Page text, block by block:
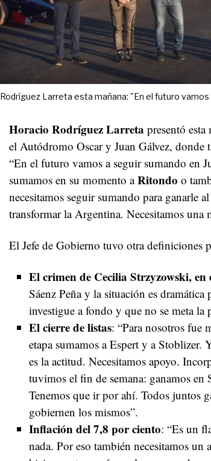
Rodríguez Larreta esta mañana: "En el futuro
Horacio Rodríguez Larreta presentó
el Autódromo Oscar y Juan Gálvez, donde
“En el futuro vamos a seguir sumando en
sumamos en su momento aRitondo o
necesitamos seguir sumando para ganarle
transformar la Argentina. Necesitamos una
El Jefe de Gobierno tuvo otra definiciones
El crimen de Cecilia Strzyzowski, en
Sáenz Peña y la situación es
investigue a fondo y que no se meta la
El cierre de listas: “Para nosotros fue
etapa sumamos a Espert y a Stoblizer.
es la actitud. Necesitamos apoyo.
tuvimos el fin de semana: ganamos en
Tenemos que ir por ahí. Todos juntos
gobiernen los mismos”.
Inflación del 7,8 por ciento: “Es un
nada. Por eso también necesitamos